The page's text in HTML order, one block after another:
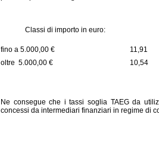
Classi di importo in euro:
fino a 5.000,00 € 11,91
oltre 5.000,00 €
10,54
Ne consegue che i tassi soglia TAEG da
concessi da intermediari finanziari in regime di